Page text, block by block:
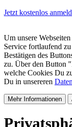
Jetzt kostenlos
Um unsere
Service fortlaufend
Bestätigen des
zu. Über den Button
welche Cookies Du
Du in unsereren
Mehr Informationen